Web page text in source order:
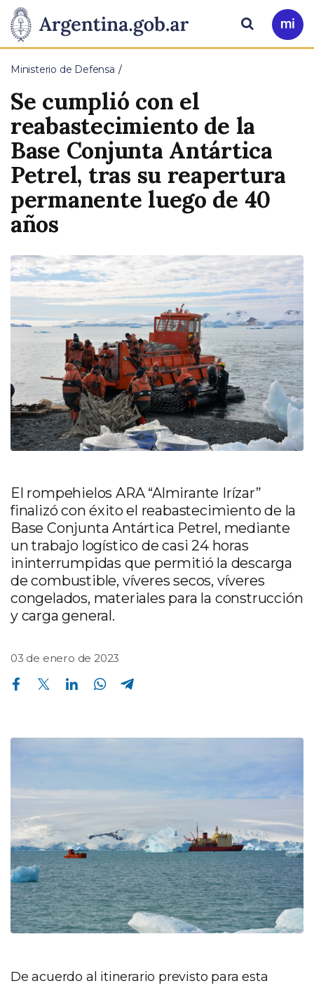
Presidencia
de
la
Nación
Pasar al contenido principal
Ir
a
Buscar
Ministerio de Defensa
Se cumplió con el
reabastecimiento de la
Base Conjunta Antártica
Petrel, tras su reapertura
permanente luego de 40
años
El rompehielos ARA “Almirante Irízar”
finalizó con éxito el reabastecimiento de la
Base Conjunta Antártica Petrel, mediante
un trabajo logístico de casi 24 horas
ininterrumpidas que permitió la descarga
de combustible, víveres secos, víveres
congelados, materiales para la construcción
y carga general.
03 de enero de 2023
Compartir en Facebook Compartir en Twitter Compartir en Linkedin Compartir en Whatsapp
De acuerdo al itinerario previsto para esta